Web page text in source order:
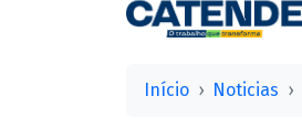
Início Noticias